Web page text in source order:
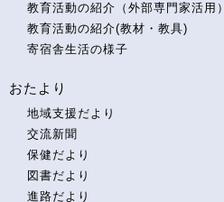
教育活動の紹介（外部専門家活用）
教育活動の紹介(教材・教具)
寄宿舎生活の様子
おたより
地域支援だより
交流新聞
保健だより
図書だより
進路だより